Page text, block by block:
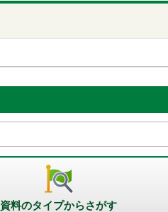
資料のタイプからさがす